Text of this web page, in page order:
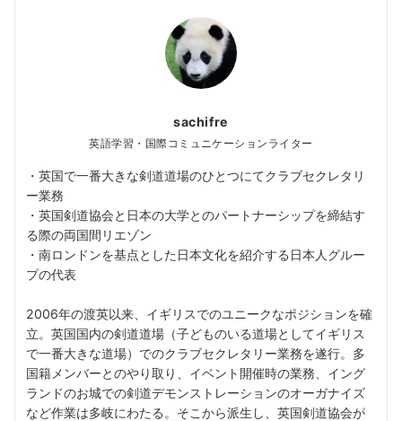
sachifre
英語学習・国際コミュニケーションライター
・英国で一番大きな剣道道場のひとつにてクラブセクレタリ
ー業務
・英国剣道協会と日本の大学とのパートナーシップを締結す
る際の両国間リエゾン
・南ロンドンを基点とした日本文化を紹介する日本人グルー
プの代表
2006年の渡英以来、イギリスでのユニークなポジションを確
立。英国国内の剣道道場（子どものいる道場としてイギリス
で一番大きな道場）でのクラブセクレタリー業務を遂行。多
国籍メンバーとのやり取り、イベント開催時の業務、イング
ランドのお城での剣道デモンストレーションのオーガナイズ
など作業は多岐にわたる。そこから派生し、英国剣道協会が